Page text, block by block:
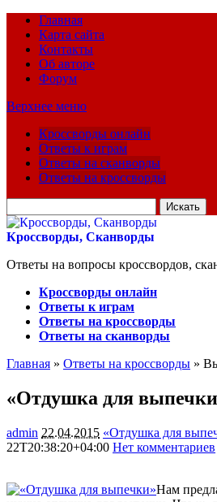
Главная
Карта сайта
Контакты
Об авторе
Форум
Верхнее меню
Кроссворды онлайн
Ответы к играм
Ответы на сканворды
Ответы на кроссворды
для:
Кроссворды, Сканворды
Ответы на вопросы кроссвордов,
Кроссворды онлайн
Ответы к играм
Ответы на кроссворды
Ответы на сканворды
Главная » Ответы на кроссворды »
«Отдушка для
admin 22.04.2015 «Отдушка для
22T20:38:20+04:00 Нет комментариев
Нам